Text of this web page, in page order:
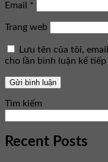
Email *
Trang web
Lưu tên của tôi,
cho lần bình luận kế
Tìm kiếm
Recent Posts